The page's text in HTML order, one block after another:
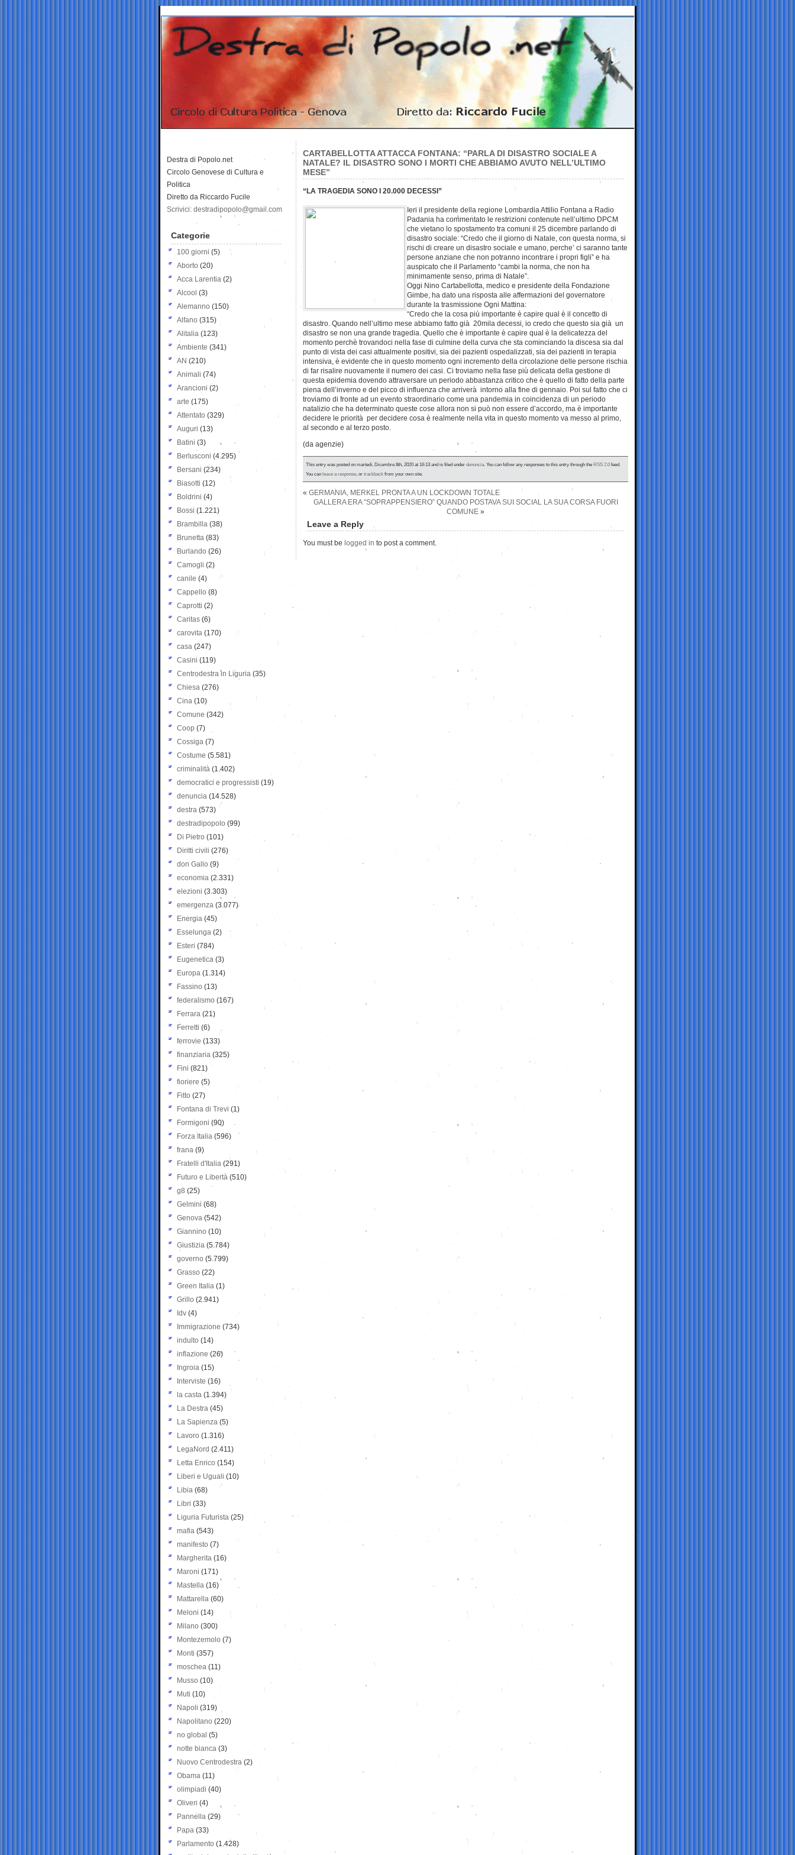
CARTABELLOTTA ATTACCA FONTANA: “PARLA DI DISASTRO SOCIALE A
NATALE? IL DISASTRO SONO I MORTI CHE ABBIAMO AVUTO NELL’ULTIMO
MESE”
“LA TRAGEDIA SONO I 20.000 DECESSI”
Ieri il presidente della regione Lombardia Attilio Fontana a Radio
Padania ha commentato le restrizioni contenute nell’ultimo DPCM
che vietano lo spostamento tra comuni il 25 dicembre parlando di
disastro sociale: “Credo che il giorno di Natale, con questa norma, si
rischi di creare un disastro sociale e umano, perche’ ci saranno tante
persone anziane che non potranno incontrare i propri figli” e ha
auspicato che il Parlamento “cambi la norma, che non ha
minimamente senso, prima di Natale”.
Oggi Nino Cartabellotta, medico e presidente della Fondazione
Gimbe, ha dato una risposta alle affermazioni del governatore
durante la trasmissione Ogni Mattina:
“Credo che la cosa più importante è capire qual è il concetto di
disastro. Quando nell’ultimo mese abbiamo fatto già 20mila decessi, io credo che questo sia già un
disastro se non una grande tragedia. Quello che è importante è capire qual è la delicatezza del
momento perchè trovandoci nella fase di culmine della curva che sta cominciando la discesa sia dal
punto di vista dei casi attualmente positivi, sia dei pazienti ospedalizzati, sia dei pazienti in terapia
intensiva, è evidente che in questo momento ogni incremento della circolazione delle persone rischia
di far risalire nuovamente il numero dei casi. Ci troviamo nella fase più delicata della gestione di
questa epidemia dovendo attraversare un periodo abbastanza critico che è quello di fatto della parte
piena dell’inverno e del picco di influenza che arriverà intorno alla fine di gennaio. Poi sul fatto che ci
troviamo di fronte ad un evento straordinario come una pandemia in coincidenza di un periodo
natalizio che ha determinato queste cose allora non si può non essere d’accordo, ma è importante
decidere le priorità per decidere cosa è realmente nella vita in questo momento va messo al primo,
al secondo e al terzo posto.
(da agenzie)
This entry was posted on martedì, Dicembre 8th, 2020 at 16:13 and is filed underdenuncia. You can follow any responses to this entry through theRSS 2.0feed.
You canleave a response, ortrackbackfrom your own site.
« GERMANIA, MERKEL PRONTA A UN LOCKDOWN TOTALE
GALLERA ERA “SOPRAPPENSIERO” QUANDO POSTAVA SUI SOCIAL LA SUA CORSA FUORI
COMUNE »
Leave a Reply
You must be logged in to post a comment.
Destra di Popolo.net
Circolo Genovese di Cultura e
Politica
Diretto da Riccardo Fucile
Scrivici: destradipopolo@gmail.com
Categorie
100 giorni (5)
Aborto (20)
Acca Larentia (2)
Alcool (3)
Alemanno (150)
Alfano (315)
Alitalia (123)
Ambiente (341)
AN (210)
Animali (74)
Arancioni (2)
arte (175)
Attentato (329)
Auguri (13)
Batini (3)
Berlusconi (4.295)
Bersani (234)
Biasotti (12)
Boldrini (4)
Bossi (1.221)
Brambilla (38)
Brunetta (83)
Burlando (26)
Camogli (2)
canile (4)
Cappello (8)
Caprotti (2)
Caritas (6)
carovita (170)
casa (247)
Casini (119)
Centrodestra in Liguria (35)
Chiesa (276)
Cina (10)
Comune (342)
Coop (7)
Cossiga (7)
Costume (5.581)
criminalità (1.402)
democratici e progressisti (19)
denuncia (14.528)
destra (573)
destradipopolo (99)
Di Pietro (101)
Diritti civili (276)
don Gallo (9)
economia (2.331)
elezioni (3.303)
emergenza (3.077)
Energia (45)
Esselunga (2)
Esteri (784)
Eugenetica (3)
Europa (1.314)
Fassino (13)
federalismo (167)
Ferrara (21)
Ferretti (6)
ferrovie (133)
finanziaria (325)
Fini (821)
fioriere (5)
Fitto (27)
Fontana di Trevi (1)
Formigoni (90)
Forza Italia (596)
frana (9)
Fratelli d'Italia (291)
Futuro e Libertà (510)
g8 (25)
Gelmini (68)
Genova (542)
Giannino (10)
Giustizia (5.784)
governo (5.799)
Grasso (22)
Green Italia (1)
Grillo (2.941)
Idv (4)
Immigrazione (734)
indulto (14)
inflazione (26)
Ingroia (15)
Interviste (16)
la casta (1.394)
La Destra (45)
La Sapienza (5)
Lavoro (1.316)
LegaNord (2.411)
Letta Enrico (154)
Liberi e Uguali (10)
Libia (68)
Libri (33)
Liguria Futurista (25)
mafia (543)
manifesto (7)
Margherita (16)
Maroni (171)
Mastella (16)
Mattarella (60)
Meloni (14)
Milano (300)
Montezemolo (7)
Monti (357)
moschea (11)
Musso (10)
Muti (10)
Napoli (319)
Napolitano (220)
no global (5)
notte bianca (3)
Nuovo Centrodestra (2)
Obama (11)
olimpiadi (40)
Oliveri (4)
Pannella (29)
Papa (33)
Parlamento (1.428)